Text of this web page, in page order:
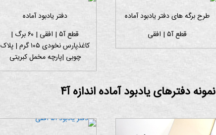
دفتر یادبود آماده
قطع آ۵ | افقی | ۶۰ برگ |
کاغذپارس نخودی ۱۰۵ گرم | پلاک
چوبی |پارچه مخمل کبریتی
طرح برگه های دفتر یادبود آماده
قطع آ۵ | افقی
نمونه دفترهای یادبود آماده اندازه آ۴